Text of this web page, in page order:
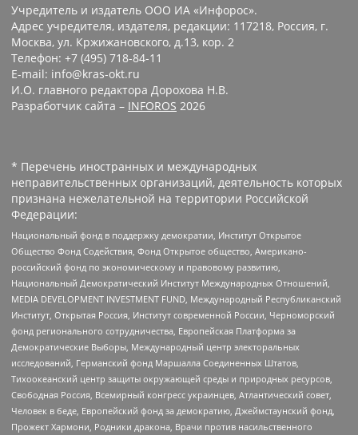
Учредитель и издатель ООО ИА «Инфорос».
Адрес учредителя, издателя, редакции: 117218, Россия, г.
Москва, ул. Кржижановского, д.13, кор. 2
Телефон: +7 (495) 718-84-11
E-mail: info@kras-okt.ru
И.О. главного редактора Дорохова Н.В.
Разработчик сайта – INFOROS 2026
* Перечень иностранных и международных
неправительственных организаций, деятельность которых
признана нежелательной на территории Российской
Федерации:
Национальный фонд в поддержку демократии, Институт Открытое
Общество Фонд Содействия, Фонд Открытое общество, Американо-
российский фонд по экономическому и правовому развитию,
Национальный Демократический Институт Международных Отношений,
MEDIA DEVELOPMENT INVESTMENT FUND, Международный Республиканский
Институт, Открытая Россия, Институт современной России, Черноморский
фонд регионального сотрудничества, Европейская Платформа за
Демократические Выборы, Международный центр электоральных
исследований, Германский фонд Маршалла Соединенных Штатов,
Тихоокеанский центр защиты окружающей среды и природных ресурсов,
Свободная Россия, Всемирный конгресс украинцев, Атлантический совет,
Человек в беде, Европейский фонд за демократию, Джеймстаунский фонд,
Прожект Хармони, Родники дракона, Врачи против насильственного